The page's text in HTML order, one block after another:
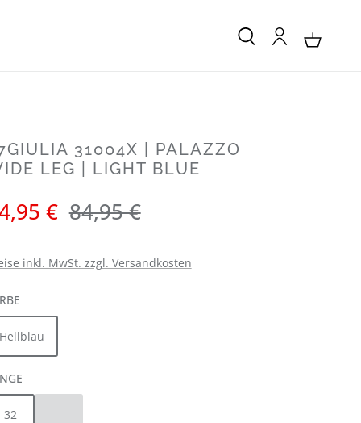
31004X | PALAZZO
LEG | LIGHT BLUE
€ Regulärer Preis:
84,95 €
inkl. MwSt. zzgl. Versandkosten
AUSWÄHLEN
Hellblau
AUSWÄHLEN
32